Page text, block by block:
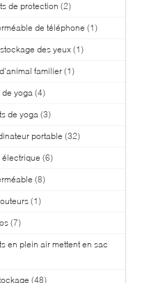
de protection (2)
de téléphone (1)
des yeux (1)
familier (1)
de yoga(4)
de yoga (3)
portable (32)
(6)
(8)
(1)
(7)
en plein air mettent en sac
(48)